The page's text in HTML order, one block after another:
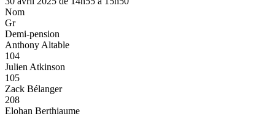
Nom
Gr
Demi-pension
Anthony Altable
104
Julien Atkinson
105
Zack Bélanger
208
Elohan Berthiaume